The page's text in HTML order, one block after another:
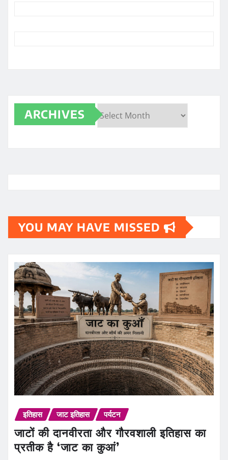
ARCHIVES
YOU MAY HAVE MISSED
इतिहास जाट इतिहास पर्यटन
जाटों की दानवीरता और गौरवशाली इतिहास का
प्रतीक है ‘जाट का कुआं’